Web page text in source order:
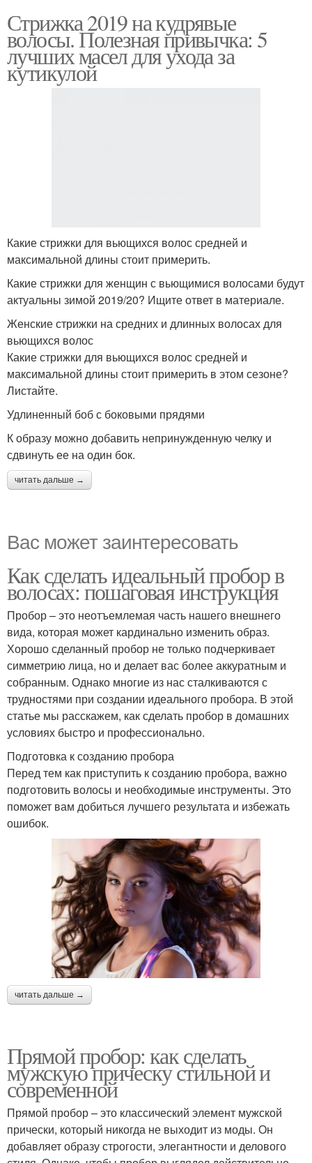
Стрижка 2019 на кудрявые
волосы. Полезная привычка: 5
лучших масел для ухода за
кутикулой
Какие стрижки для вьющихся волос средней и
максимальной длины стоит примерить.
Какие стрижки для женщин с вьющимися волосами будут
актуальны зимой 2019/20? Ищите ответ в материале.
Женские стрижки на средних и длинных волосах для
вьющихся волос
Какие стрижки для вьющихся волос средней и
максимальной длины стоит примерить в этом сезоне?
Листайте.
Удлиненный боб с боковыми прядями
К образу можно добавить непринужденную челку и
сдвинуть ее на один бок.
читать дальше →
Вас может заинтересовать
Как сделать идеальный пробор в
волосах: пошаговая инструкция
Пробор – это неотъемлемая часть нашего внешнего
вида, которая может кардинально изменить образ.
Хорошо сделанный пробор не только подчеркивает
симметрию лица, но и делает вас более аккуратным и
собранным. Однако многие из нас сталкиваются с
трудностями при создании идеального пробора. В этой
статье мы расскажем, как сделать пробор в домашних
условиях быстро и профессионально.
Подготовка к созданию пробора
Перед тем как приступить к созданию пробора, важно
подготовить волосы и необходимые инструменты. Это
поможет вам добиться лучшего результата и избежать
ошибок.
читать дальше →
Прямой пробор: как сделать
мужскую прическу стильной и
современной
Прямой пробор – это классический элемент мужской
прически, который никогда не выходит из моды. Он
добавляет образу строгости, элегантности и делового